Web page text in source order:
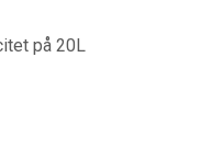
på 20L